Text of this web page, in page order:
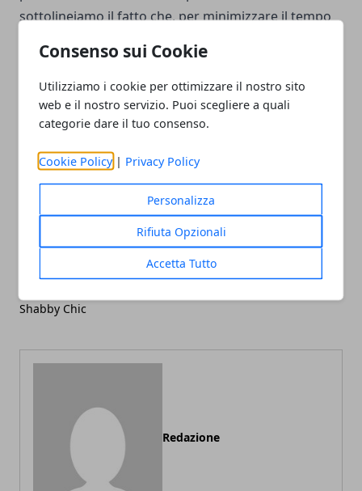
Consenso sui Cookie
Utilizziamo i cookie per ottimizzare il nostro sito
web e il nostro servizio. Puoi scegliere a quali
categorie dare il tuo consenso.
Cookie Policy | Privacy Policy
Personalizza
Rifiuta Opzionali
Accetta Tutto
sottolineiamo il fatto che, per minimizzare il tempo
soluzioni di arredamento con mobili non sospesi.
Facebook
TwitterWhatsapp
Cinque consigli per
Shabby Chic
Medicina del Lavoro: le
Redazione